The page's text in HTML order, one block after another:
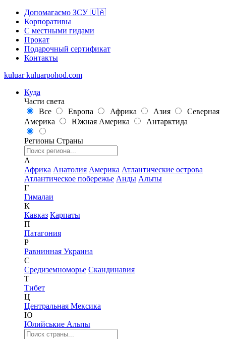
Допомагаємо ЗСУ 🇺🇦
Корпоративы
С местными гидами
Прокат
Подарочный сертификат
Контакты
kuluar kuluarpohod.com
Куда
Части света
Все
Европа Африка Азия
Северная
Америка
Южная Америка Антарктида
Регионы Страны
А
Африка Анатолия Америка Атлантические острова
Атлантическое побережье Анды Альпы
Г
Гималаи
К
Кавказ Карпаты
П
Патагония
Р
Равнинная Украина
С
Средиземноморье Скандинавия
Т
Тибет
Ц
Центральная Мексика
Ю
Юлийськие Альпы